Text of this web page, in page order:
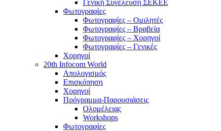
Γενική Συνέλευση ΣΕΚΕΕ
Φωτογραφίες
Φωτογραφίες – Ομιλητές
Φωτογραφίες – Βραβεία
Φωτογραφίες – Χορηγοί
Φωτογραφίες – Γενικές
Χορηγοί
20th Infocom World
Απολογισμός
Επισκόπηση
Χορηγοί
Πρόγραμμα-Παρουσιάσεις
Ολομέλειας
Workshops
Φωτογραφίες